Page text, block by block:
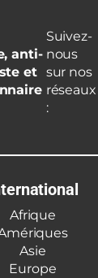
anti-
et
Suivez-
nous
sur nos
réseaux
:
Afrique
Asie
Europe